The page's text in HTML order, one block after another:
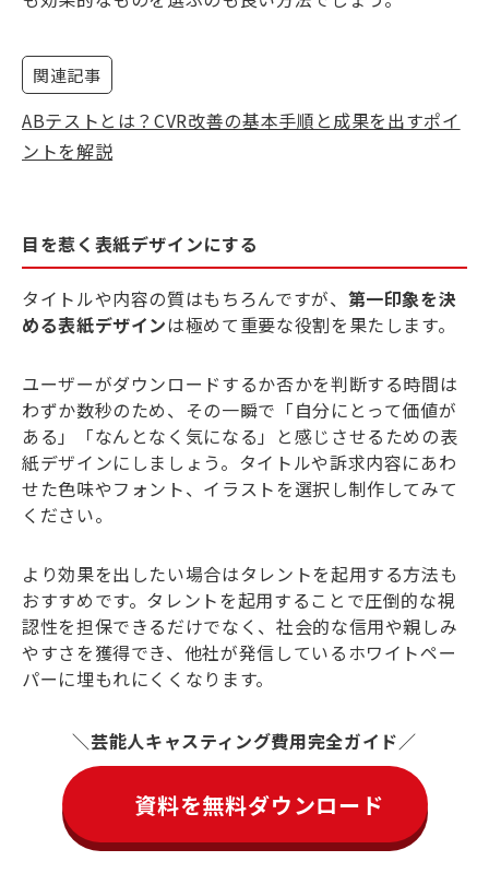
関連記事
ABテストとは？CVR改善の基本手順と成果を出すポイ
ントを解説
目を惹く表紙デザインにする
タイトルや内容の質はもちろんですが、 第一印象を決
める表紙デザインは極めて重要な役割を果たします。
ユーザーがダウンロードするか否かを判断する時間は
わずか数秒のため、その一瞬で「自分にとって価値が
ある」「なんとなく気になる」と感じさせるための表
紙デザインにしましょう。タイトルや訴求内容にあわ
せた色味やフォント、イラストを選択し制作してみて
ください。
より効果を出したい場合はタレントを起用する方法も
おすすめです。タレントを起用することで圧倒的な視
認性を担保できるだけでなく、社会的な信用や親しみ
やすさを獲得でき、他社が発信しているホワイトペー
パーに埋もれにくくなります。
芸能人キャスティング費用完全ガイド
資料を無料ダウンロード